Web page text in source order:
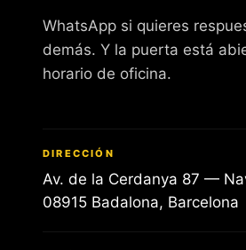
WhatsApp si quieres
demás. Y la puerta está
horario de oficina.
DIRECCIÓN
Av. de la Cerdanya 87 —
08915 Badalona, Barcelona